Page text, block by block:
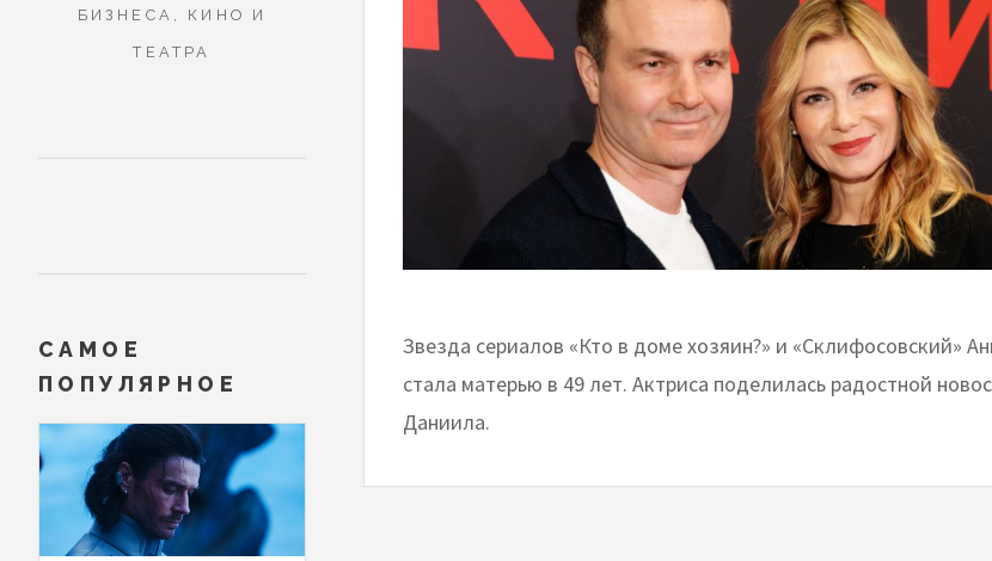
Звезда сериалов «Кто в доме хозяин?» и «Склифосовский»
стала матерью в 49 лет. Актриса поделилась радостной
Даниила.
БИЗНЕСА, КИНО И
ТЕАТРА
САМОЕ
ПОПУЛЯРНОЕ